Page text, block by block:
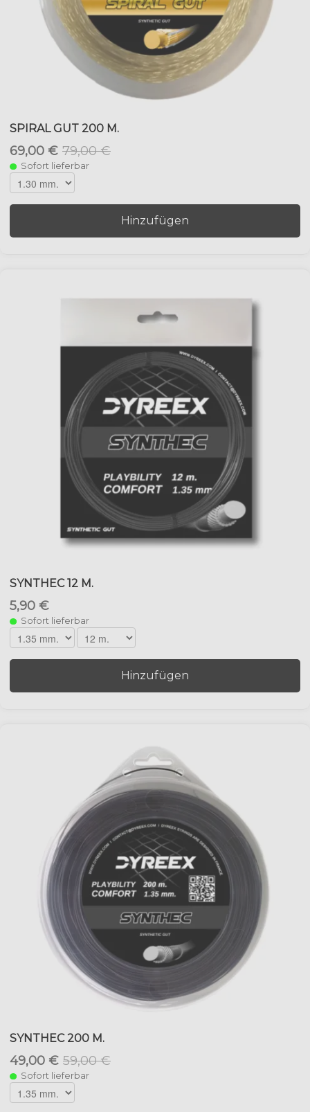
SPIRAL GUT 200 M.
69,00 € 79,00 €
Sofort lieferbar
Hinzufügen
SYNTHEC 12 M.
5,90 €
Sofort lieferbar
Hinzufügen
SYNTHEC 200 M.
49,00 € 59,00 €
Sofort lieferbar